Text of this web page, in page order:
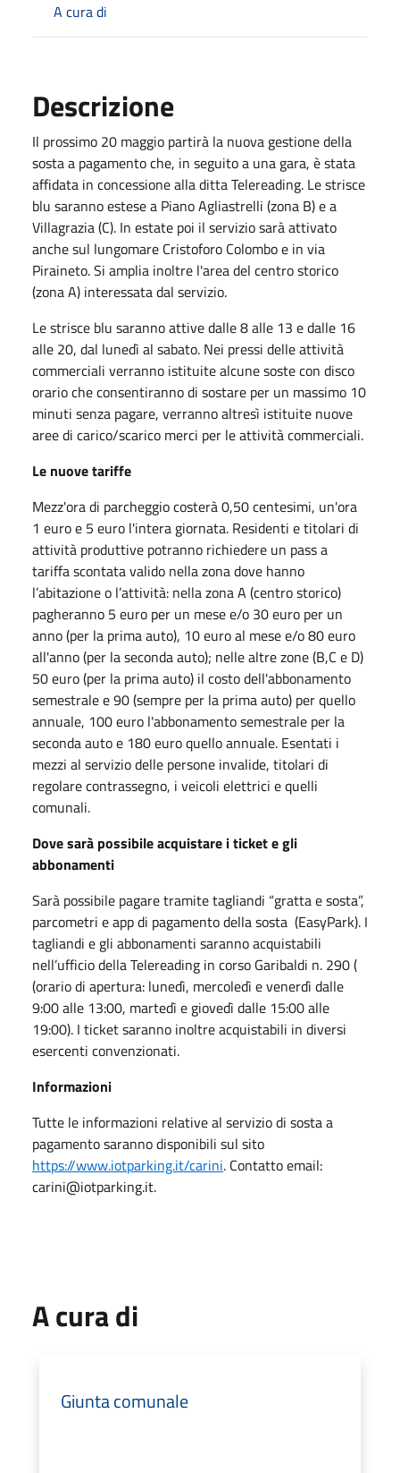
A cura di
Descrizione
Il prossimo 20 maggio partirà la nuova gestione della
sosta a pagamento che, in seguito a una gara, è stata
affidata in concessione alla ditta Telereading. Le strisce
blu saranno estese a Piano Agliastrelli (zona B) e a
Villagrazia (C). In estate poi il servizio sarà attivato
anche sul lungomare Cristoforo Colombo e in via
Piraineto. Si amplia inoltre l'area del centro storico
(zona A) interessata dal servizio.
Le strisce blu saranno attive dalle 8 alle 13 e dalle 16
alle 20, dal lunedì al sabato. Nei pressi delle attività
commerciali verranno istituite alcune soste con disco
orario che consentiranno di sostare per un massimo 10
minuti senza pagare, verranno altresì istituite nuove
aree di carico/scarico merci per le attività commerciali.
Le nuove tariffe
Mezz'ora di parcheggio costerà 0,50 centesimi, un'ora
1 euro e 5 euro l'intera giornata. Residenti e titolari di
attività produttive potranno richiedere un pass a
tariffa scontata valido nella zona dove hanno
l’abitazione o l’attività: nella zona A (centro storico)
pagheranno 5 euro per un mese e/o 30 euro per un
anno (per la prima auto), 10 euro al mese e/o 80 euro
all'anno (per la seconda auto); nelle altre zone (B,C e D)
50 euro (per la prima auto) il costo dell'abbonamento
semestrale e 90 (sempre per la prima auto) per quello
annuale, 100 euro l'abbonamento semestrale per la
seconda auto e 180 euro quello annuale. Esentati i
mezzi al servizio delle persone invalide, titolari di
regolare contrassegno, i veicoli elettrici e quelli
comunali.
Dove sarà possibile acquistare i ticket e gli
abbonamenti
Sarà possibile pagare tramite tagliandi “gratta e sosta”,
parcometri e app di pagamento della sosta (EasyPark). I
tagliandi e gli abbonamenti saranno acquistabili
nell’ufficio della Telereading in corso Garibaldi n. 290 (
(orario di apertura: lunedì, mercoledì e venerdì dalle
9:00 alle 13:00, martedì e giovedì dalle 15:00 alle
19:00). I ticket saranno inoltre acquistabili in diversi
esercenti convenzionati.
Informazioni
Tutte le informazioni relative al servizio di sosta a
pagamento saranno disponibili sul sito
https://www.iotparking.it/carini. Contatto email:
carini@iotparking.it.
A cura di
Giunta comunale